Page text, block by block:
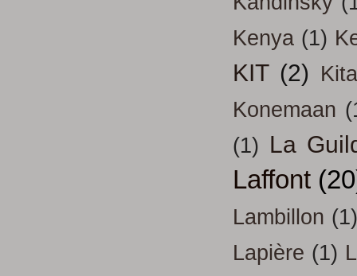
Kenya (1)
KIT (2)
Konemaan
(1) La
Laffont
Lambillon (1)
Lapière (1)